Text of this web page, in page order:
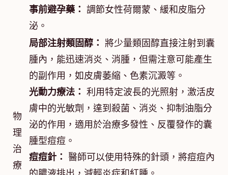
事前避孕藥： 調節女性荷爾蒙、緩和皮脂分
泌。
物
理
治
療
局部注射類固醇： 將少量類固醇直接注射到囊
腫內，能迅速消炎、消腫，但需注意可能產生
的副作用，如皮膚萎縮、色素沉澱等。
光動力療法： 利用特定波長的光照射，激活皮
膚中的光敏劑，達到殺菌、消炎、抑制油脂分
泌的作用，適用於治療多發性、反覆發作的囊
腫型痘痘。
痘痘針： 醫師可以使用特殊的針頭，將痘痘內